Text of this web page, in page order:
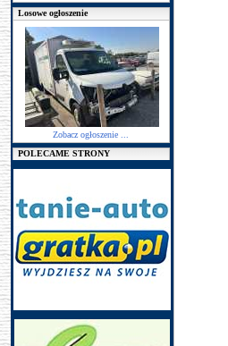
Losowe ogłoszenie
Zobacz ogłoszenie ...
POLECAME STRONY